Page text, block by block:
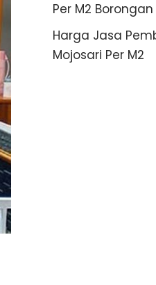
Per M2
Harga Jasa
Mojosari Per M2